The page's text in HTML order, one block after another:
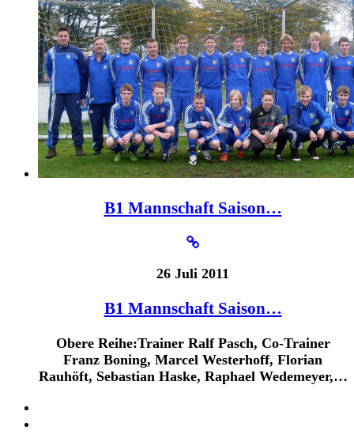
B1 Mannschaft Saison…
26 Juli 2011
B1 Mannschaft Saison…
Obere Reihe:Trainer Ralf Pasch, Co-Trainer
Franz Boning, Marcel Westerhoff, Florian
Rauhöft, Sebastian Haske, Raphael Wedemeyer,…